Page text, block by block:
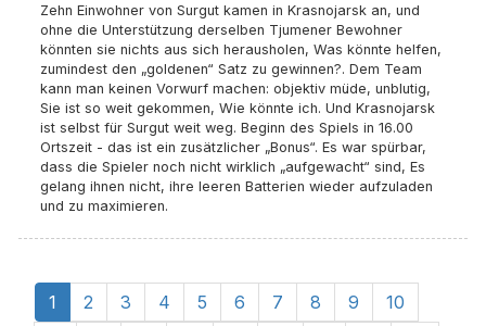
Zehn Einwohner von Surgut kamen in Krasnojarsk an, und
ohne die Unterstützung derselben Tjumener Bewohner
könnten sie nichts aus sich herausholen, Was könnte helfen,
zumindest den „goldenen“ Satz zu gewinnen?. Dem Team
kann man keinen Vorwurf machen: objektiv müde, unblutig,
Sie ist so weit gekommen, Wie könnte ich. Und Krasnojarsk
ist selbst für Surgut weit weg. Beginn des Spiels in 16.00
Ortszeit - das ist ein zusätzlicher „Bonus“. Es war spürbar,
dass die Spieler noch nicht wirklich „aufgewacht“ sind, Es
gelang ihnen nicht, ihre leeren Batterien wieder aufzuladen
und zu maximieren.
1 2 3 4 5 6 7 8 9
10